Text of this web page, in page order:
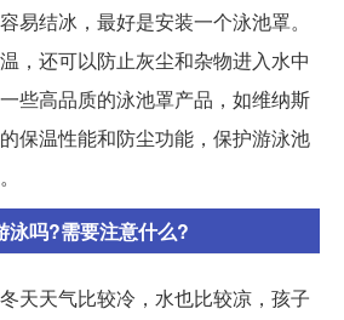
易结冰，最好是安装一个泳池罩。
，还可以防止灰尘和杂物进入水中
些高品质的泳池罩产品，如维纳斯
保温性能和防尘功能，保护游泳池
泳吗?需要注意什么?
天天气比较冷，水也比较凉，孩子